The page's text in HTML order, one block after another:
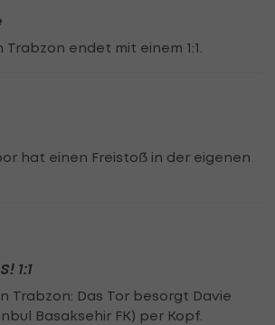
Trabzon endet mit einem 1:1.
hat einen Freistoß in der eigenen
1:1
Trabzon: Das Tor besorgt Davie
Basaksehir FK) per Kopf.